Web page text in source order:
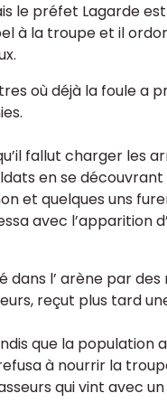
le préfet Lagarde
à la troupe et il
où déjà la foule a
fallut charger les
en se
et quelques uns
avec l’apparition
l’ arène par
reçut plus tard
que la population
à nourrir la
qui vint avec